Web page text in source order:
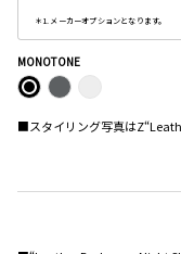
＊1. メーカーオプションとなります。
MONOTONE
■スタイリング写真は